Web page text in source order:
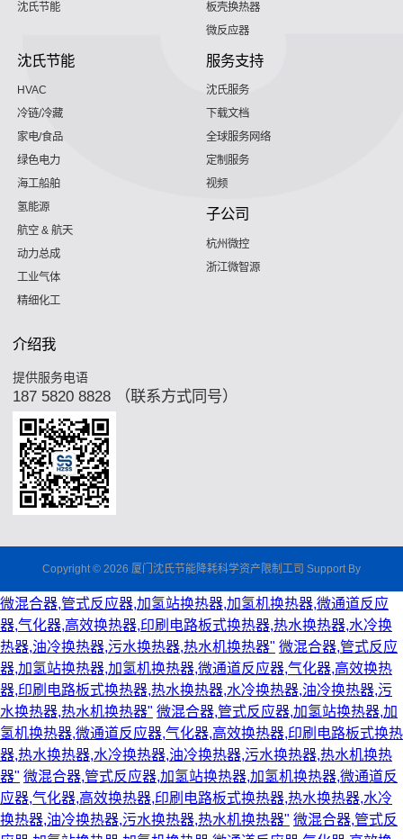
沈氏节能
板壳换热器
微反应器
沈氏节能
HVAC
冷链/冷藏
家电/食品
绿色电力
海工船舶
氢能源
航空 & 航天
动力总成
工业气体
精细化工
服务支持
沈氏服务
下载文档
全球服务网络
定制服务
视频
子公司
杭州微控
浙江微智源
介绍我
提供服务电语
187 5820 8828 （联系方式同号）
Copyright © 2026 厦门沈氏节能降耗科学资产限制工司 Support By
微混合器,管式反应器,加氢站换热器,加氢机换热器,微通道反应
器,气化器,高效换热器,印刷电路板式换热器,热水换热器,水冷换
热器,油冷换热器,污水换热器,热水机换热器" 微混合器,管式反应
器,加氢站换热器,加氢机换热器,微通道反应器,气化器,高效换热
器,印刷电路板式换热器,热水换热器,水冷换热器,油冷换热器,污
水换热器,热水机换热器" 微混合器,管式反应器,加氢站换热器,加
氢机换热器,微通道反应器,气化器,高效换热器,印刷电路板式换热
器,热水换热器,水冷换热器,油冷换热器,污水换热器,热水机换热
器" 微混合器,管式反应器,加氢站换热器,加氢机换热器,微通道反
应器,气化器,高效换热器,印刷电路板式换热器,热水换热器,水冷
换热器,油冷换热器,污水换热器,热水机换热器" 微混合器,管式反